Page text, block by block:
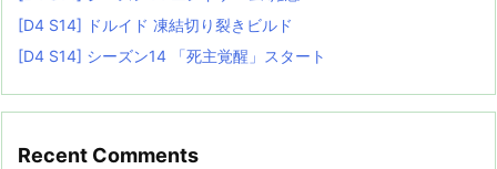
[D4 S14] ドルイド 凍結切り裂きビルド
[D4 S14] シーズン14 「死主覚醒」スタート
Recent Comments